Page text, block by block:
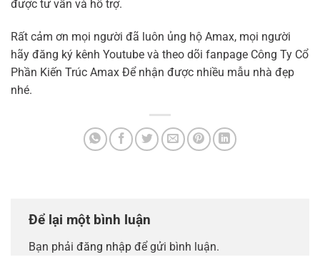
được tư vấn và hỗ trợ.
Rất cảm ơn mọi người đã luôn ủng hộ Amax, mọi người
hãy đăng ký kênh Youtube và theo dõi fanpage Công Ty Cổ
Phần Kiến Trúc Amax Để nhận được nhiều mẫu nhà đẹp
nhé.
Để lại một bình luận
Bạn phải đăng nhập để gửi bình luận.